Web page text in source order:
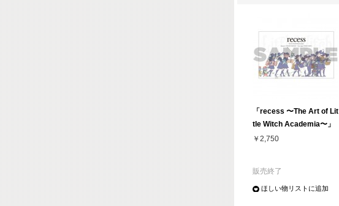
「recess 〜The Art of Lit
tle Witch Academia〜」
￥2,750
販売終了
ほしい物リストに追加